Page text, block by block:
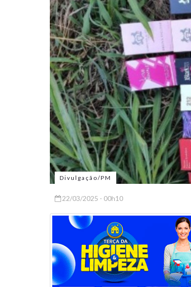
Divulgação/PM
22/03/2025 - 00h10